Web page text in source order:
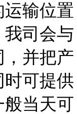
输位置
司会与
并把产
可提供
当天可